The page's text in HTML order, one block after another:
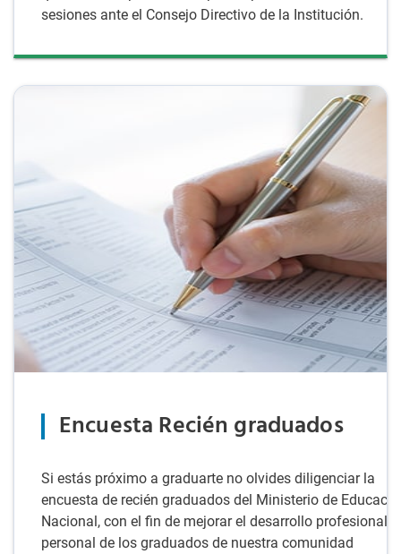
sesiones ante el Consejo Directivo de la Institución.
Encuesta Recién graduados
Si estás próximo a graduarte no olvides diligenciar la
encuesta de recién graduados del Ministerio de
Nacional, con el fin de mejorar el desarrollo profesional y
personal de los graduados de nuestra comunidad